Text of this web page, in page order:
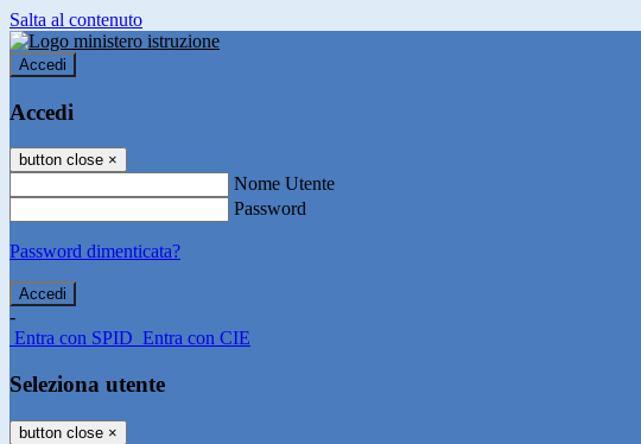
Salta al contenuto
Accedi
Accedi
button close ×
Nome Utente
Password
Password dimenticata?
-
Entra con SPID Entra con CIE
Seleziona utente
button close ×